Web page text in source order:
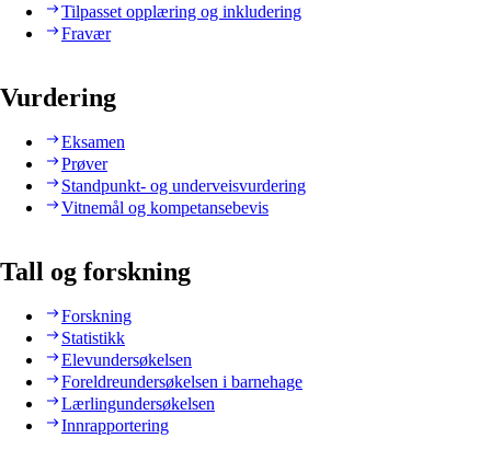
Tilpasset opplæring og inkludering
Fravær
Vurdering
Eksamen
Prøver
Standpunkt- og underveisvurdering
Vitnemål og kompetansebevis
Tall og forskning
Forskning
Statistikk
Elevundersøkelsen
Foreldreundersøkelsen i barnehage
Lærlingundersøkelsen
Innrapportering